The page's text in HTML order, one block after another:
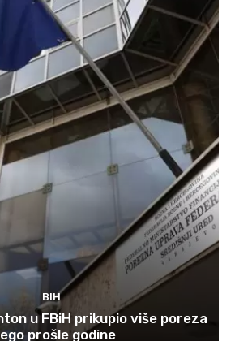
BIH
u FBiH prikupio više poreza
prošle godine